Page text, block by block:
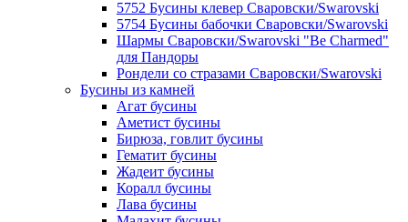
5752 Бусины клевер Сваровски/Swarovski
5754 Бусины бабочки Сваровски/Swarovski
Шармы Сваровски/Swarovski "Be Charmed"
для Пандоры
Рондели со стразами Сваровски/Swarovski
Бусины из камней
Агат бусины
Аметист бусины
Бирюза, говлит бусины
Гематит бусины
Жадеит бусины
Коралл бусины
Лава бусины